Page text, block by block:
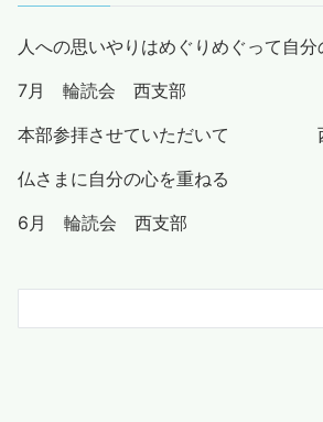
人への思いやりはめぐりめぐって自分
7月 輪読会 西支部
本部参拝させていただいて 西
仏さまに自分の心を重ねる
6月 輪読会 西支部